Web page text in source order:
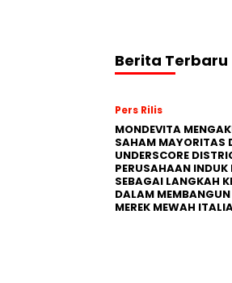
Berita Terbaru
Pers Rilis
MONDEVITA
SAHAM MAYORITAS
UNDERSCORE
PERUSAHAAN
SEBAGAI LANGKAH
DALAM
MEREK MEWAH